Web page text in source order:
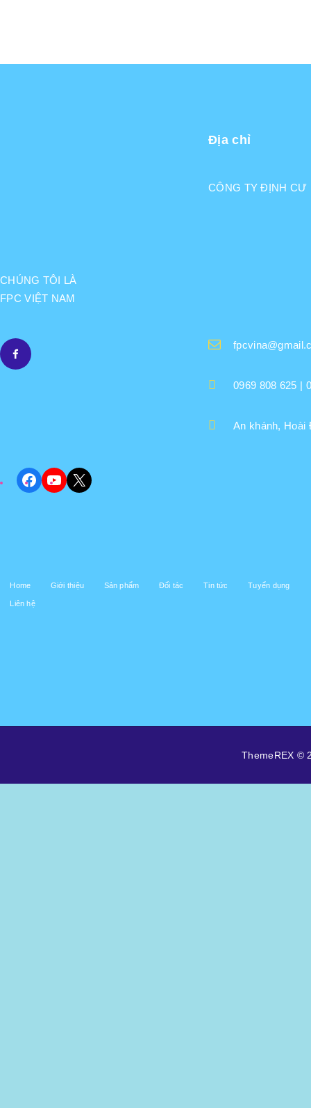
CHÚNG TÔI LÀ
FPC VIỆT NAM
Địa chỉ
CÔNG TY ĐỊNH CƯ
0969 808 625 |
An khánh, Hoài
Facebook
YouTube
X
Home Giới thiệu Sản phẩm Đối tác Tin tức Tuyển dụng
Liên hệ
ThemeREX ©